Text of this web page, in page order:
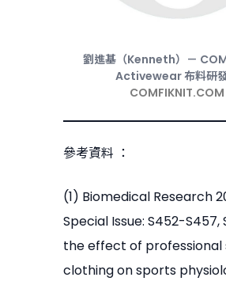
劉進基（Kenneth）－
Activewear 布料研
COMFIKNIT.COM
參考資料 ：
(1) Biomedical Research
Special Issue: S452-S457,
the effect of professional
clothing on sports